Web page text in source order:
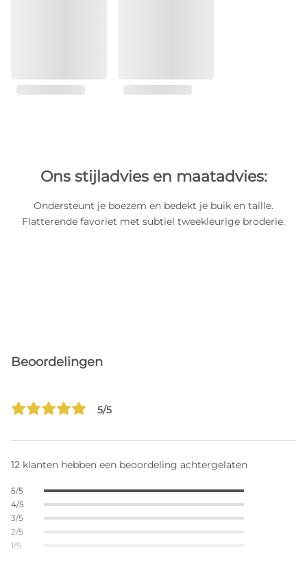
Ons stijladvies en maatadvies:
Ondersteunt je boezem en bedekt je buik en taille.
Flatterende favoriet met subtiel tweekleurige broderie.
Beoordelingen
5/5
12 klanten hebben een beoordeling achtergelaten
5/5
4/5
3/5
2/5
1/5